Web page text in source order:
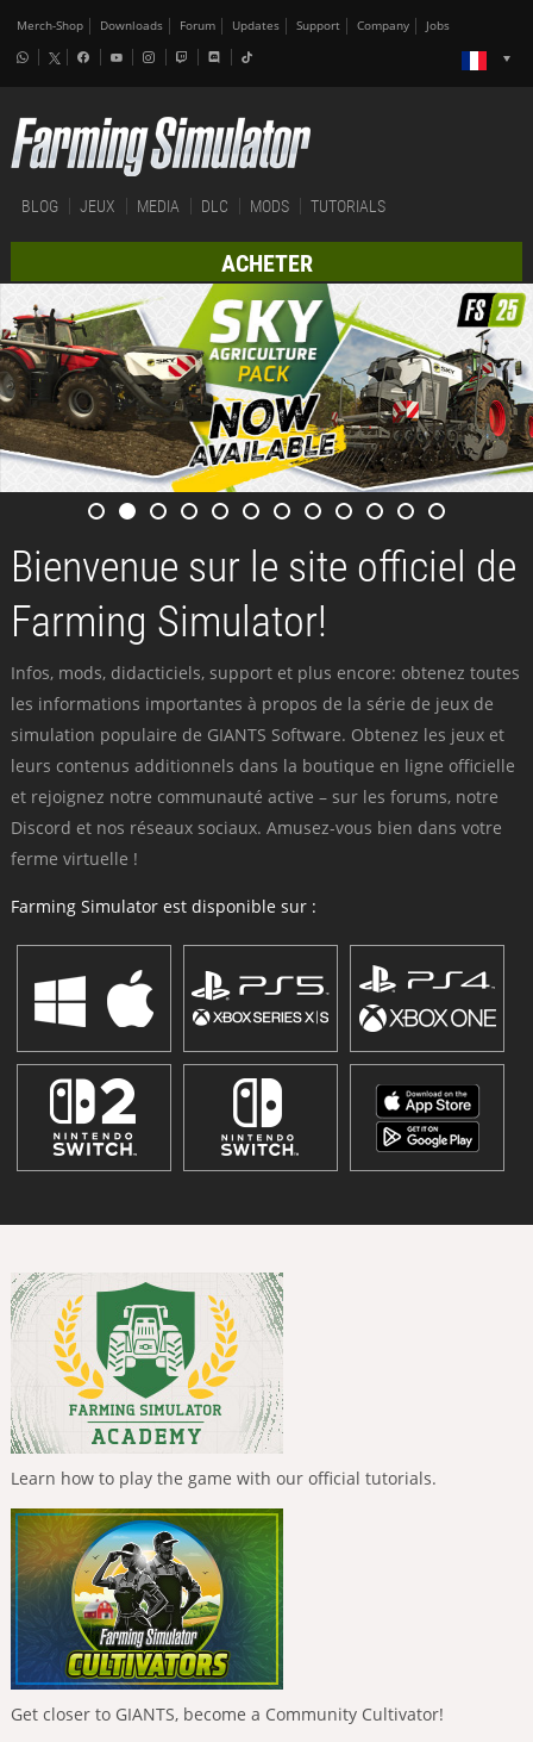
Merch-Shop Downloads Forum Updates Support Company Jobs
BLOG JEUX MEDIA DLC MODS TUTORIALS
ACHETER
Bienvenue sur le site officiel de
Farming Simulator!
Infos, mods, didacticiels, support et plus encore: obtenez toutes
les informations importantes à propos de la série de jeux de
simulation populaire de GIANTS Software. Obtenez les jeux et
leurs contenus additionnels dans la boutique en ligne officielle
et rejoignez notre communauté active – sur les forums, notre
Discord et nos réseaux sociaux. Amusez-vous bien dans votre
ferme virtuelle !
Farming Simulator est disponible sur :
Learn how to play the game with our official tutorials.
Get closer to GIANTS, become a Community Cultivator!